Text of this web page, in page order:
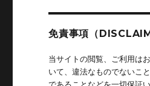
ン
免責事項（
当サイトの閲覧、ご利用は
いて、違法なものでないこ